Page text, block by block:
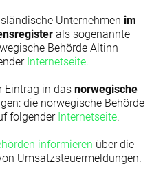
Unternehmen im
als sogenannte
Behörde Altinn
Internetseite.
Eintrag in das norwegische
die norwegische Behörde
folgender Internetseite.
informieren über die
Umsatzsteuermeldungen.